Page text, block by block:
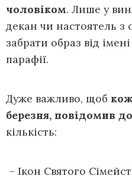
чоловіком. Лише у
декан чи настоятель з
забрати образ від
парафії.
Дуже важливо, щоб
березня, повідомив до
кількість:
– Ікон Святого